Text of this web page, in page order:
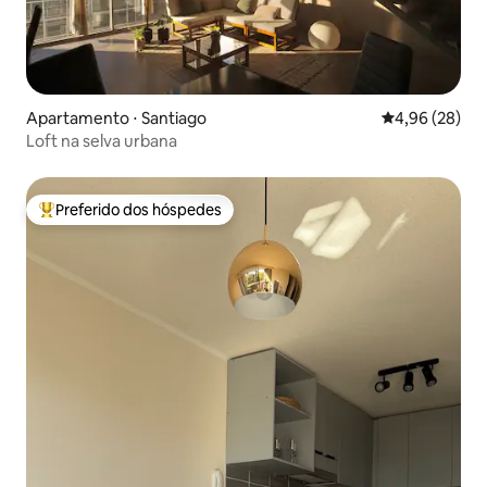
Apartamento ⋅ Santiago 4,96 de uma
4,96 (28)
Loft na selva urbana
Entre os melhores preferidos dos hóspedes
Preferido dos hóspedes